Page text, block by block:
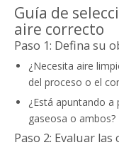
Guía de
aire correcto
Paso 1: Defina su
¿Necesita aire
del proceso o el
¿Está apuntando
gaseosa o ambos?
Paso 2: Evaluar